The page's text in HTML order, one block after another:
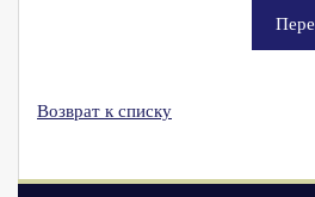
Возврат к списку